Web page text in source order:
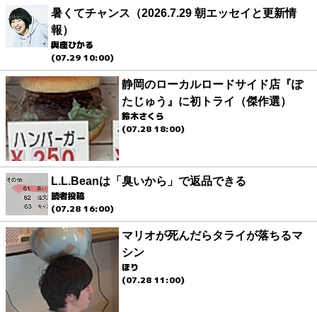
暑くてチャンス（2026.7.29 朝エッセイと更新情
報）
與座ひかる
(07.29 10:00)
静岡のローカルロードサイド店『ぽ
たじゅう』に初トライ（傑作選）
鈴木さくら
(07.28 18:00)
L.L.Beanは「臭いから」で返品できる
読者投稿
(07.28 16:00)
マリオが死んだらタライが落ちるマ
シン
ほり
(07.28 11:00)